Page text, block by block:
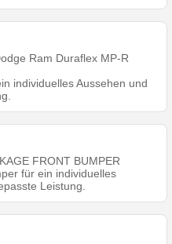
Ram Duraflex MP-R
individuelles Aussehen und
FRONT BUMPER
für ein individuelles
Leistung.